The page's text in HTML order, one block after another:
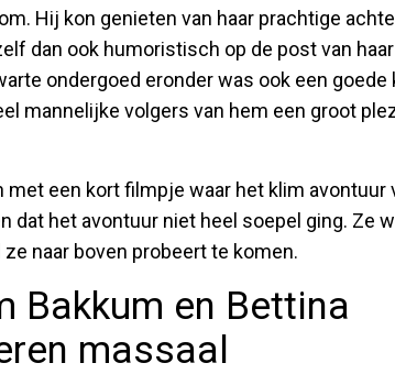
Hij kon genieten van haar prachtige
dan ook humoristisch op de post van
ondergoed eronder was ook een goede
mannelijke volgers van hem een groot
een kort filmpje waar het klim avontuur
dat het avontuur niet heel soepel ging. Ze
naar boven probeert te komen.
Bakkum en Bettina
massaal